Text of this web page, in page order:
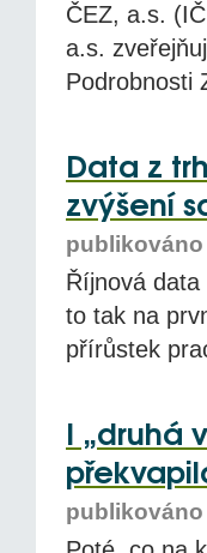
ČEZ, a.s.
a.s.
Podrobnosti
Data z
zvýšení
publikováno
Říjnová
to tak na
přírůstek
I „druhá
publikováno